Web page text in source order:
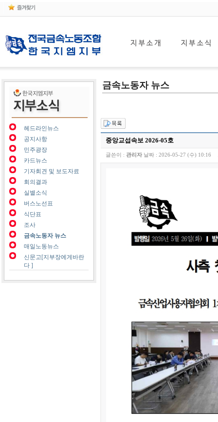
헤드라인뉴스
공지사항
민주광장
카드뉴스
기자회견 및 보도자료
회의결과
실별소식
버스노선표
식단표
조사
금속노동자 뉴스
매일노동뉴스
신문고[지부장에게바란
다 ]
금속노동자 뉴스
중앙교섭속보 2026-05호
글쓴이 : 관리자 날짜 : 2026-05-27 (수) 10:16